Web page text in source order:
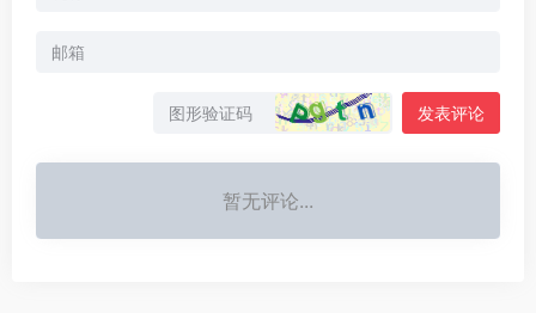
发表评论
暂无评论...